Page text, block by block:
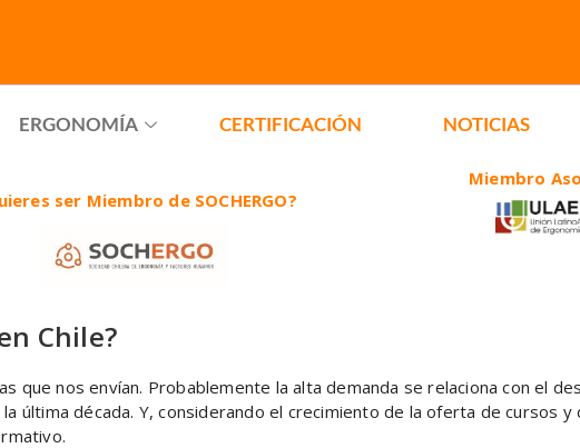
ERGONOMÍA CERTIFICACIÓN NOTICIAS
ser Miembro de SOCHERGO?
Miembro
Chile?
que nos envían. Probablemente la alta demanda se relaciona con el
última década. Y, considerando el crecimiento de la oferta de cursos